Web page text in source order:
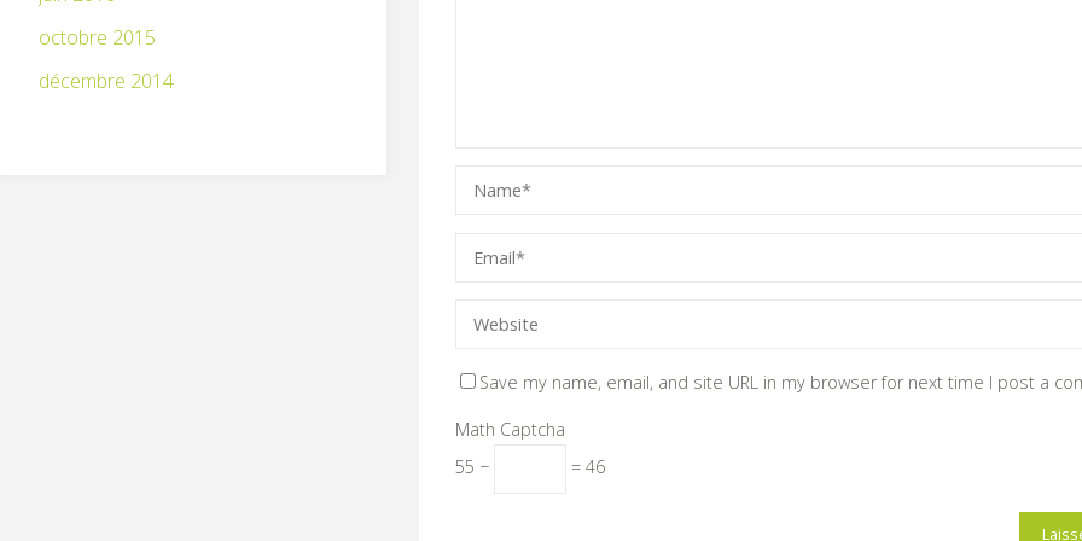
Save my name, email, and site URL in my browser for next time I post a
Math Captcha
55 −
= 46
octobre 2015
décembre 2014